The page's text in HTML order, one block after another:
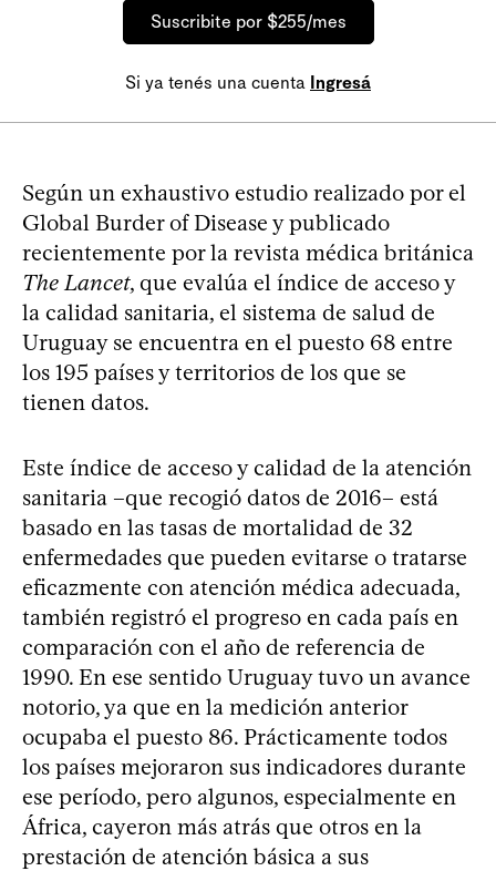
Suscribite por $255/mes
Si ya tenés una cuenta Ingresá
Según un exhaustivo estudio realizado por el
Global Burder of Disease y publicado
recientemente por la revista médica británica
The Lancet, que evalúa el índice de acceso y
la calidad sanitaria, el sistema de salud de
Uruguay se encuentra en el puesto 68 entre
los 195 países y territorios de los que se
tienen datos.
Este índice de acceso y calidad de la atención
sanitaria –que recogió datos de 2016– está
basado en las tasas de mortalidad de 32
enfermedades que pueden evitarse o tratarse
eficazmente con atención médica adecuada,
también registró el progreso en cada país en
comparación con el año de referencia de
1990. En ese sentido Uruguay tuvo un avance
notorio, ya que en la medición anterior
ocupaba el puesto 86. Prácticamente todos
los países mejoraron sus indicadores durante
ese período, pero algunos, especialmente en
África, cayeron más atrás que otros en la
prestación de atención básica a sus